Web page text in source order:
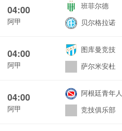
04:00
阿甲
班菲尔德
贝尔格拉诺
04:00
阿甲
图库曼竞技
萨尔米安杜
04:00
阿甲
阿根廷青年人
竞技俱乐部